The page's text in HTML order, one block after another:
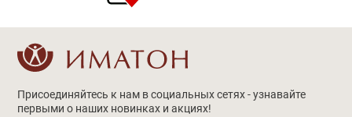
Присоединяйтесь к нам в социальных сетях - узнавайте
первыми о наших новинках и акциях!